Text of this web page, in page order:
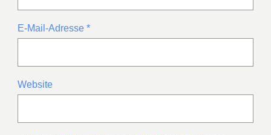
E-Mail-Adresse *
Website